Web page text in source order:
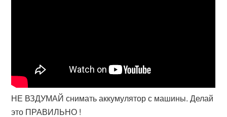
НЕ ВЗДУМАЙ снимать аккумулятор с машины. Делай
это ПРАВИЛЬНО !